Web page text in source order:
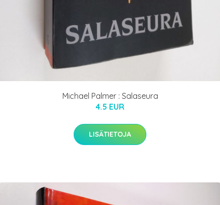
Michael Palmer : Salaseura
4.5 EUR
LISÄTIETOJA